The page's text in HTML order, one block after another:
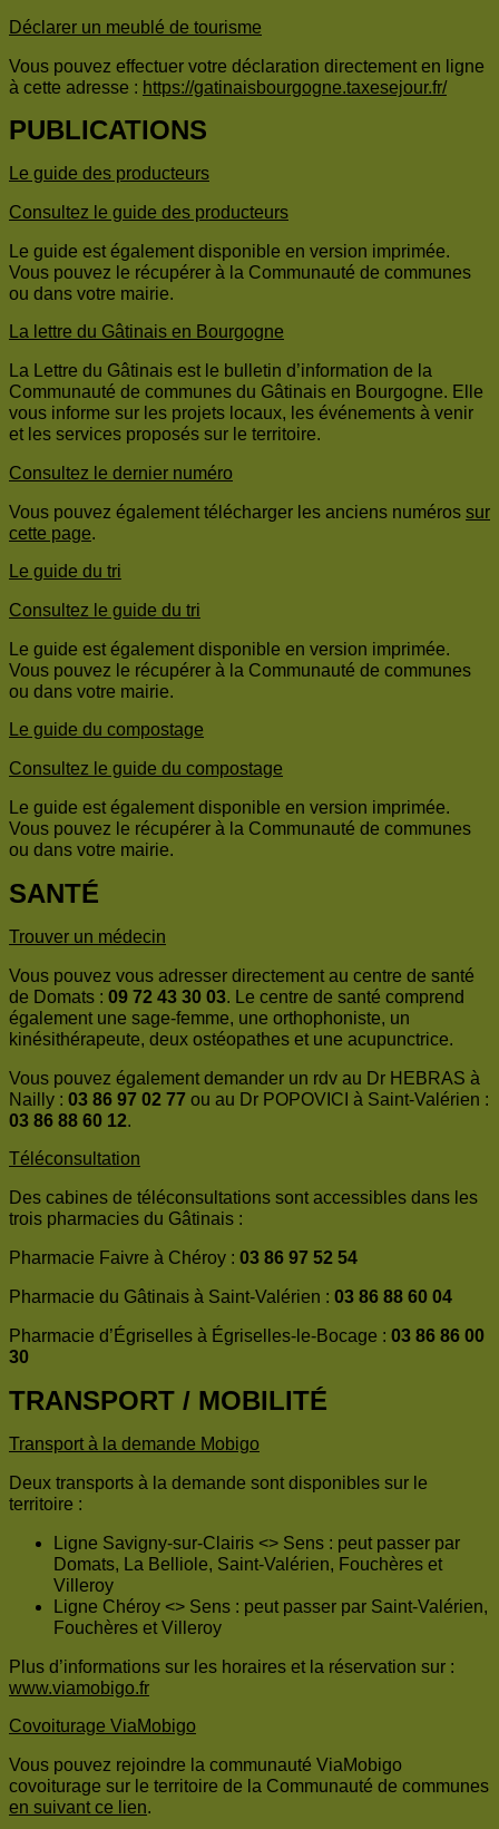
Déclarer un meublé de tourisme
Vous pouvez effectuer votre déclaration directement en ligne
à cette adresse : https://gatinaisbourgogne.taxesejour.fr/
PUBLICATIONS
Le guide des producteurs
Consultez le guide des producteurs
Le guide est également disponible en version imprimée.
Vous pouvez le récupérer à la Communauté de communes
ou dans votre mairie.
La lettre du Gâtinais en Bourgogne
La Lettre du Gâtinais est le bulletin d’information de la
Communauté de communes du Gâtinais en Bourgogne. Elle
vous informe sur les projets locaux, les événements à venir
et les services proposés sur le territoire.
Consultez le dernier numéro
Vous pouvez également télécharger les anciens numéros sur
cette page.
Le guide du tri
Consultez le guide du tri
Le guide est également disponible en version imprimée.
Vous pouvez le récupérer à la Communauté de communes
ou dans votre mairie.
Le guide du compostage
Consultez le guide du compostage
Le guide est également disponible en version imprimée.
Vous pouvez le récupérer à la Communauté de communes
ou dans votre mairie.
SANTÉ
Trouver un médecin
Vous pouvez vous adresser directement au centre de santé
de Domats : 09 72 43 30 03. Le centre de santé comprend
également une sage-femme, une orthophoniste, un
kinésithérapeute, deux ostéopathes et une acupunctrice.
Vous pouvez également demander un rdv au Dr HEBRAS à
Nailly : 03 86 97 02 77 ou au Dr POPOVICI à Saint-Valérien :
03 86 88 60 12.
Téléconsultation
Des cabines de téléconsultations sont accessibles dans les
trois pharmacies du Gâtinais :
Pharmacie Faivre à Chéroy : 03 86 97 52 54
Pharmacie du Gâtinais à Saint-Valérien : 03 86 88 60 04
Pharmacie d’Égriselles à Égriselles-le-Bocage : 03 86 86 00
30
TRANSPORT / MOBILITÉ
Transport à la demande Mobigo
Deux transports à la demande sont disponibles sur le
territoire :
Ligne Savigny-sur-Clairis <> Sens : peut passer par
Domats, La Belliole, Saint-Valérien, Fouchères et
Villeroy
Ligne Chéroy <> Sens : peut passer par Saint-Valérien,
Fouchères et Villeroy
Plus d’informations sur les horaires et la réservation sur :
www.viamobigo.fr
Covoiturage ViaMobigo
Vous pouvez rejoindre la communauté ViaMobigo
covoiturage sur le territoire de la Communauté de communes
en suivant ce lien.